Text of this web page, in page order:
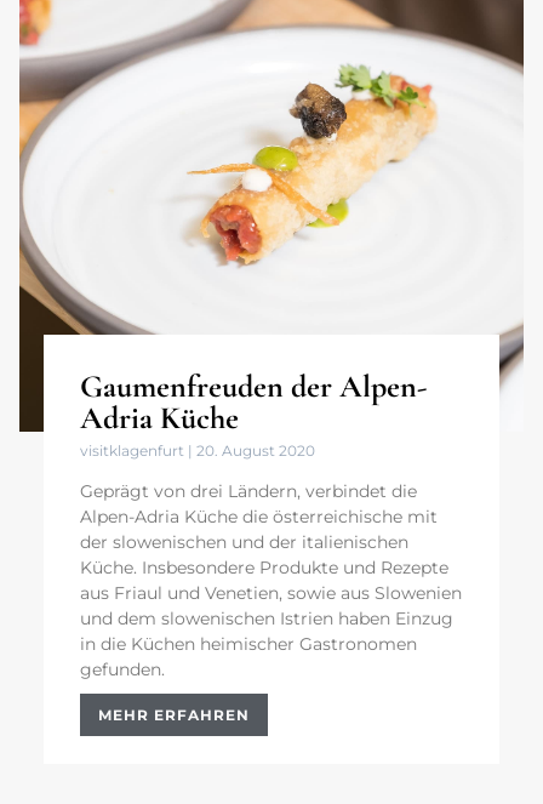
Gaumenfreuden der Alpen-
Adria Küche
visitklagenfurt 20. August 2020
Geprägt von drei Ländern, verbindet die
Alpen-Adria Küche die österreichische mit
der slowenischen und der italienischen
Küche. Insbesondere Produkte und Rezepte
aus Friaul und Venetien, sowie aus Slowenien
und dem slowenischen Istrien haben Einzug
in die Küchen heimischer Gastronomen
gefunden.
MEHR ERFAHREN